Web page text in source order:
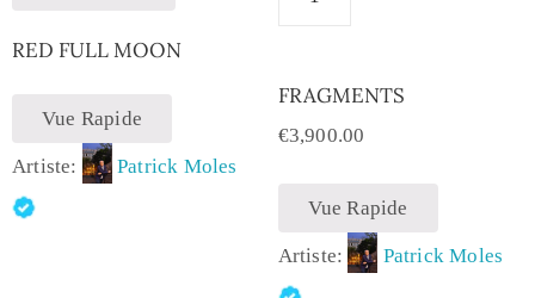
RED FULL MOON
Vue Rapide
Artiste: Patrick Moles
FRAGMENTS
€3,900.00
Vue Rapide
Artiste: Patrick Moles